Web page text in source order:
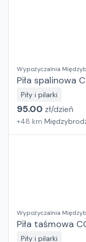
Wypożyczalnia
Piła spalinowa
Piły i pilarki
95.00 zł/dzień
+48 km
Wypożyczalnia
Piła taśmowa
Piły i pilarki